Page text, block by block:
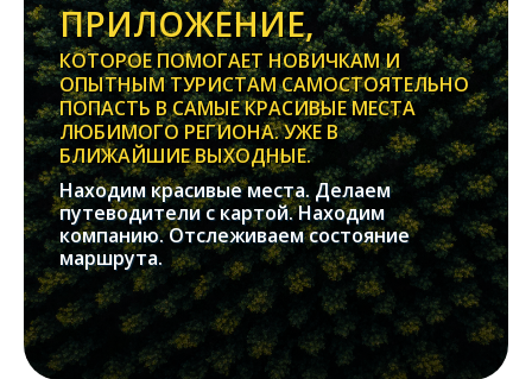
ПРИЛОЖЕНИЕ,
КОТОРОЕ ПОМОГАЕТ НОВИЧКАМ И
ОПЫТНЫМ ТУРИСТАМ САМОСТОЯТЕЛЬНО
ПОПАСТЬ В САМЫЕ КРАСИВЫЕ МЕСТА
ЛЮБИМОГО РЕГИОНА. УЖЕ В
БЛИЖАЙШИЕ ВЫХОДНЫЕ.
Находим красивые места. Делаем
путеводители с картой. Находим
компанию. Отслеживаем состояние
маршрута.